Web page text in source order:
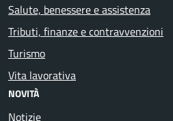
Salute, benessere e assistenza
Tributi, finanze e contravvenzioni
Turismo
Vita lavorativa
NOVITÀ
Notizie